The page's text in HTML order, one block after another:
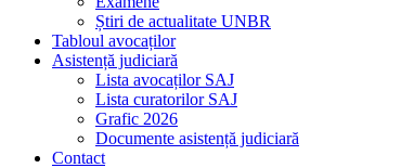
Știri de actualitate UNBR
Tabloul avocaților
Asistență judiciară
Lista avocaților SAJ
Lista curatorilor SAJ
Grafic 2026
Documente asistență judiciară
Contact